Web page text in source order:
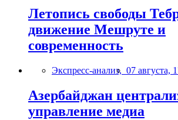
Летопись свободы
движение Мешруте и
современность
Экспресс-анализ, 07 августа,
Азербайджан
управление медиа